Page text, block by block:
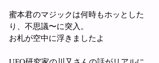
蜜本君のマジックは何時もホッとした
り、不思議〜に突入。
お札が空中に浮きましたよ